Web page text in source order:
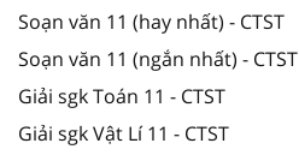
Soạn văn 11 (hay nhất) - CTST
Soạn văn 11 (ngắn nhất) - CTST
Giải sgk Toán 11 - CTST
Giải sgk Vật Lí 11 - CTST